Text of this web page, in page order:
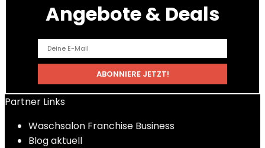
Angebote & Deals
Partner Links
Waschsalon Franchise Business
Blog aktuell